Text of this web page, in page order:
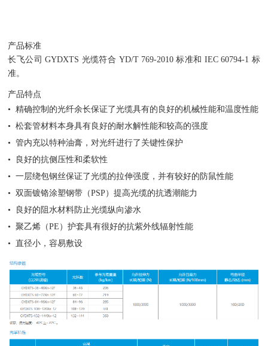
产品标准
长飞公司 GYDXTS 光缆符合 YD/T 769-2010 标准和 IEC 60794-1 标
准。
产品特点
• 精确控制的光纤余长保证了光缆具有的良好的机械性能和温度性能
• 松套管材料本身具有良好的耐水解性能和较高的强度
• 管内充以特种油膏，对光纤进行了关键性保护
• 良好的抗侧压性和柔软性
• 一层绕包钢丝保证了光缆的拉伸强度，并有较好的防鼠性能
• 双面镀铬涂塑钢带（PSP）提高光缆的抗透潮能力
• 良好的阻水材料防止光缆纵向渗水
• 聚乙烯（PE）护套具有很好的抗紫外线辐射性能
• 直径小，容易敷设